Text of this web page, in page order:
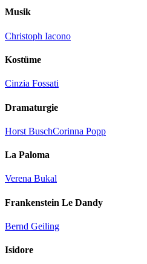
Musik
Christoph Iacono
Kostüme
Cinzia Fossati
Dramaturgie
Horst BuschCorinna Popp
La Paloma
Verena Bukal
Frankenstein Le Dandy
Bernd Geiling
Isidore